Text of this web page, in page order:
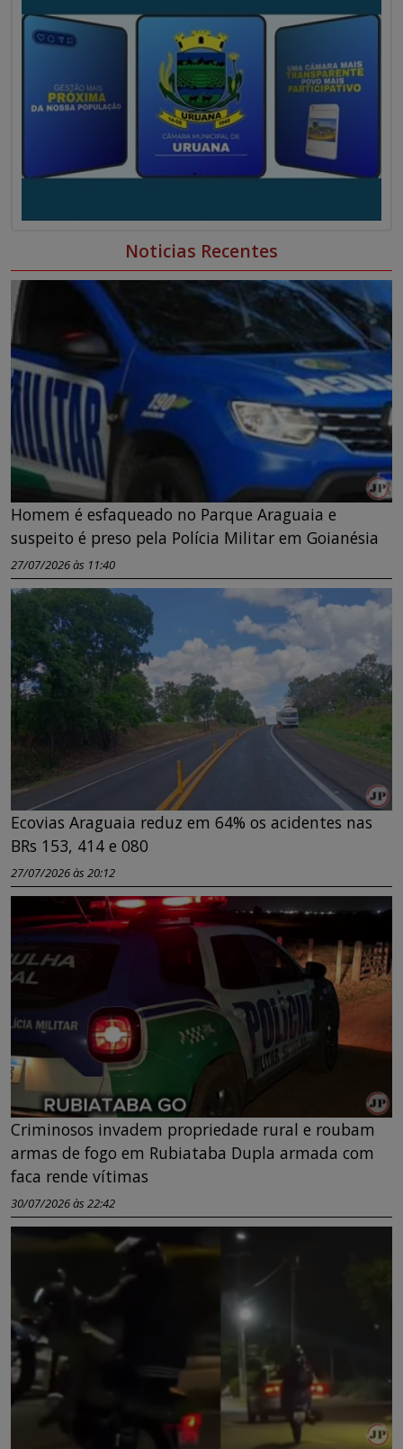
Noticias Recentes
Homem é esfaqueado no Parque Araguaia e
suspeito é preso pela Polícia Militar em Goianésia
27/07/2026 às 11:40
Ecovias Araguaia reduz em 64% os acidentes nas
BRs 153, 414 e 080
27/07/2026 às 20:12
Criminosos invadem propriedade rural e roubam
armas de fogo em Rubiataba Dupla armada com
faca rende vítimas
30/07/2026 às 22:42